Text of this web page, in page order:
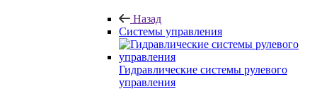
Назад
Системы управления
Гидравлические системы рулевого
управления